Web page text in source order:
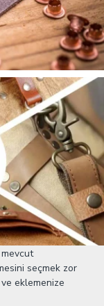
seçmek zor
eklemenize